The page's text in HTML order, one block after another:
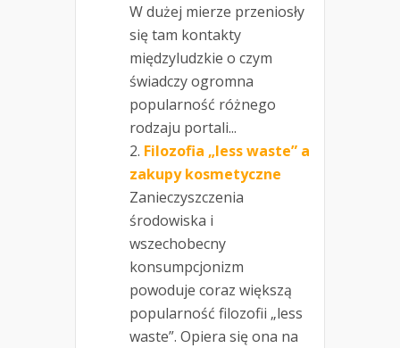
W dużej mierze przeniosły
się tam kontakty
międzyludzkie o czym
świadczy ogromna
popularność różnego
rodzaju portali...
Filozofia „less waste” a
zakupy kosmetyczne
Zanieczyszczenia
środowiska i
wszechobecny
konsumpcjonizm
powoduje coraz większą
popularność filozofii „less
waste”. Opiera się ona na